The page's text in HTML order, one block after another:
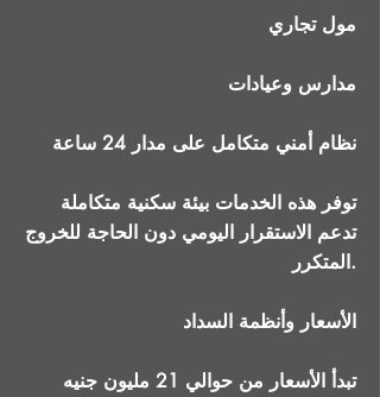
مول تجاري
مدارس وعيادات
نظام أمني متكامل على مدار 24 ساعة
توفر هذه الخدمات بيئة سكنية متكاملة
تدعم الاستقرار اليومي دون الحاجة للخروج
المتكرر.
الأسعار وأنظمة السداد
تبدأ الأسعار من حوالي 21 مليون جنيه